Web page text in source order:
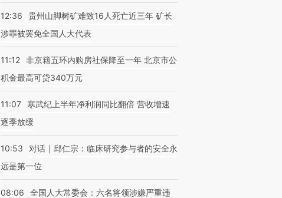
12:36
贵州山脚树矿难致16人死亡近三年 矿长
涉罪被罢免全国人大代表
11:12 非京籍五环内购房社保降至一年 北京市公
积金最高可贷340万元
11:07
寒武纪上半年净利润同比翻倍 营收增速
逐季放缓
10:53
对话｜邱仁宗：临床研究参与者的安全永
远是第一位
08:06
全国人大常委会：六名将领涉嫌严重违